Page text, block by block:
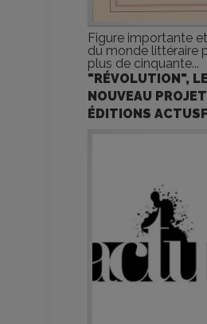
Figure importante
du monde littéraire
plus de cinquante...
"RÉVOLUTION", LE
NOUVEAU
ÉDITIONS ACTUSF